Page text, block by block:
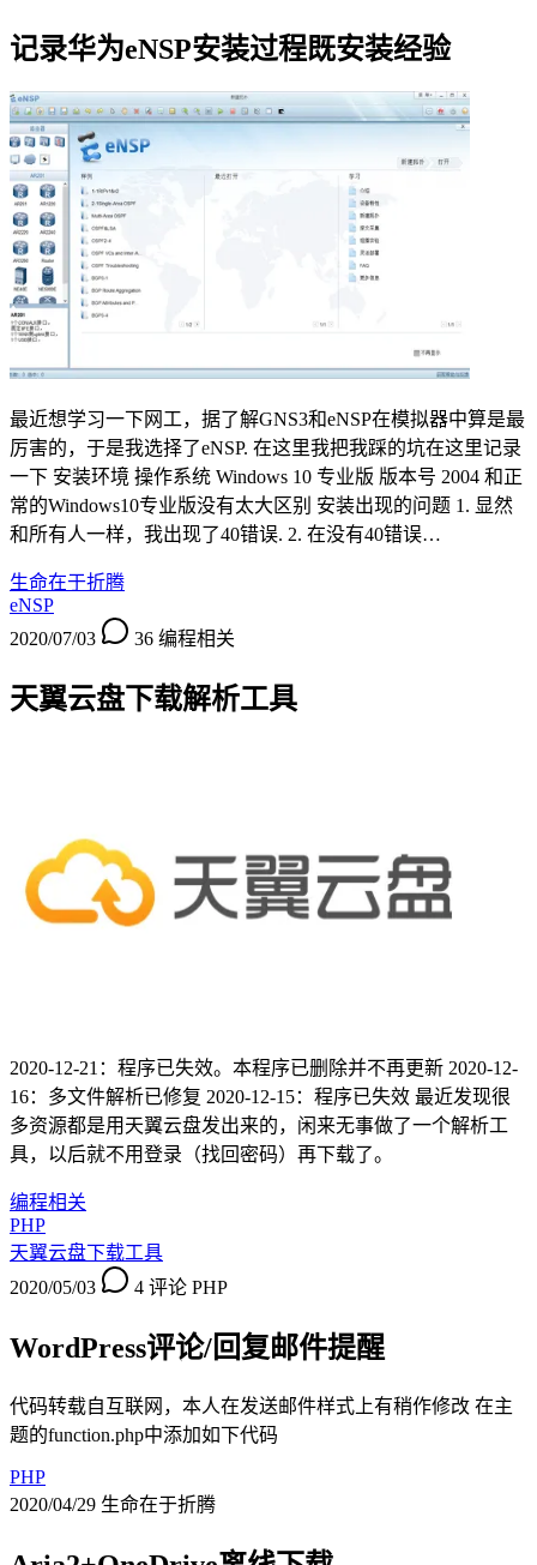
记录华为eNSP安装过程既安装经验
最近想学习一下网工，据了解GNS3和eNSP在模拟器中算是最
厉害的，于是我选择了eNSP. 在这里我把我踩的坑在这里记录
一下 安装环境 操作系统 Windows 10 专业版 版本号 2004 和正
常的Windows10专业版没有太大区别 安装出现的问题 1. 显然
和所有人一样，我出现了40错误. 2. 在没有40错误…
生命在于折腾
eNSP
2020/07/03
36 编程相关
天翼云盘下载解析工具
2020-12-21：程序已失效。本程序已删除并不再更新 2020-12-
16：多文件解析已修复 2020-12-15：程序已失效 最近发现很
多资源都是用天翼云盘发出来的，闲来无事做了一个解析工
具，以后就不用登录（找回密码）再下载了。
编程相关
PHP
天翼云盘下载工具
2020/05/03
4 评论 PHP
WordPress评论/回复邮件提醒
代码转载自互联网，本人在发送邮件样式上有稍作修改 在主
题的function.php中添加如下代码
PHP
2020/04/29 生命在于折腾